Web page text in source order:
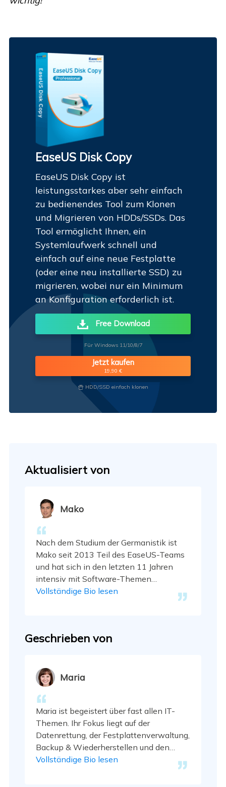
EaseUS Disk Copy
EaseUS Disk Copy ist
leistungsstarkes aber sehr einfach
zu bedienendes Tool zum Klonen
und Migrieren von HDDs/SSDs. Das
Tool ermöglicht Ihnen, ein
Systemlaufwerk schnell und
einfach auf eine neue Festplatte
(oder eine neu installierte SSD) zu
migrieren, wobei nur ein Minimum
an Konfiguration erforderlich ist.
Free Download
Für Windows 11/10/8/7
Jetzt kaufen
19,90 €
 HDD/SSD einfach klonen
Aktualisiert von
Mako
Nach dem Studium der Germanistik ist
Mako seit 2013 Teil des EaseUS-Teams
und hat sich in den letzten 11 Jahren
intensiv mit Software-Themen
beschäftigt. Der Schwerpunkt liegt auf
Vollständige Bio lesen
Geschrieben von
Maria
Maria ist begeistert über fast allen IT-
Themen. Ihr Fokus liegt auf der
Datenrettung, der Festplattenverwaltung,
Backup & Wiederherstellen und den
Multimedien. Diese Artikel umfassen die
Vollständige Bio lesen